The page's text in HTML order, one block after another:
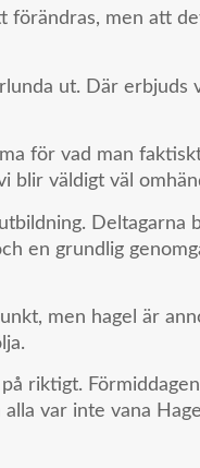
förändras, men att
ut. Där erbjuds
för vad man
väldigt väl
Deltagarna
en grundlig
men hagel är
riktigt.
var inte vana